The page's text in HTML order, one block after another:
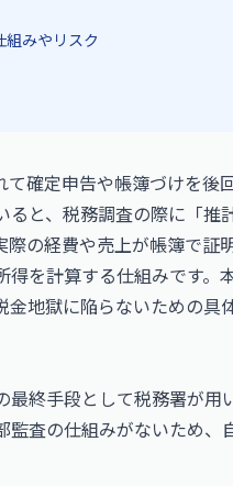
みやリスク
確定申告や帳簿づけを後
と、税務調査の際に「推
の経費や売上が帳簿で証
を計算する仕組みです。
地獄に陥らないための具
終手段として税務署が用
査の仕組みがないため、